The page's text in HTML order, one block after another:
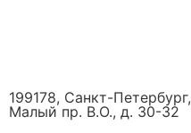
199178, Санкт-Петербург,
Малый пр. В.О., д. 30-32